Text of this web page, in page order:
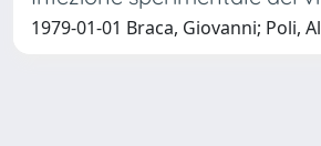
1979-01-01 Braca, Giovanni; Poli,